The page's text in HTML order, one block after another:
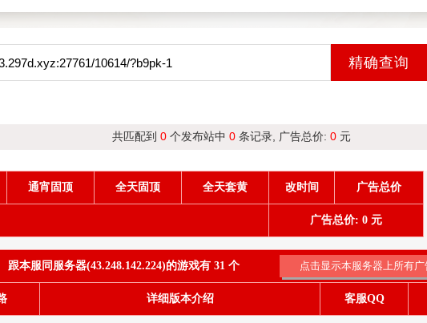
共匹配到 0 个发布站中 0 条记录, 广告总价: 0 元
通宵固顶 全天固顶 全天套黄 改时间 广告总价
广告总价: 0 元
跟本服同服务器(43.248.142.224)的游戏有 31 个
详细版本介绍 客服QQ